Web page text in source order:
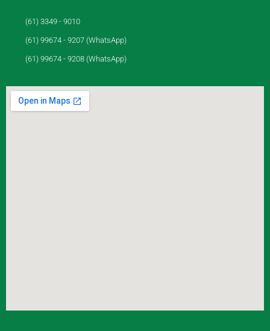
(61) 3349 - 9010
(61) 99674 - 9207 (WhatsApp)
(61) 99674 - 9208 (WhatsApp)